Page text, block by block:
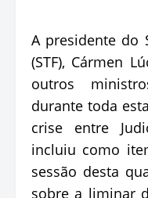
A presidente do
(STF), Cármen
outros
durante toda
crise entre
incluiu como
sessão desta
sobre a liminar